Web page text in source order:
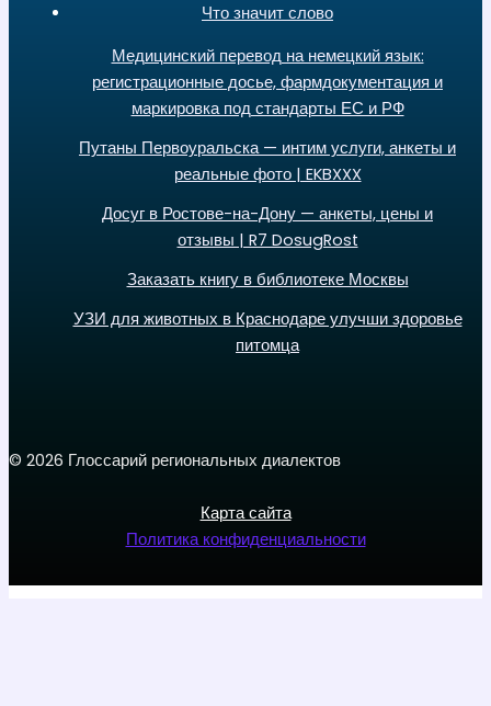
Что значит слово
Медицинский перевод на немецкий язык:
регистрационные досье, фармдокументация и
маркировка под стандарты ЕС и РФ
Путаны Первоуральска — интим услуги, анкеты и
реальные фото | EKBXXX
Досуг в Ростове-на-Дону — анкеты, цены и
отзывы | R7 DosugRost
Заказать книгу в библиотеке Москвы
УЗИ для животных в Краснодаре улучши здоровье
питомца
© 2026 Глоссарий региональных диалектов
Карта сайта
Политика конфиденциальности